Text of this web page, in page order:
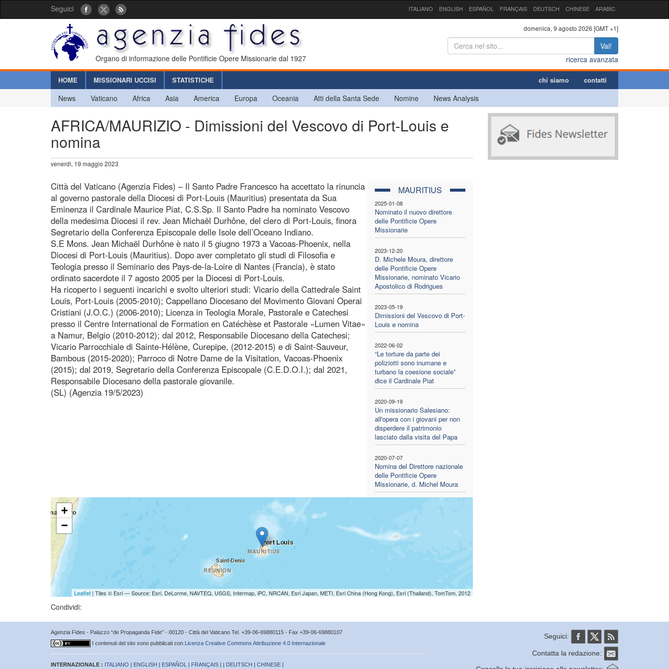
Seguici ITALIANO ENGLISH ESPAÑOL FRANÇAIS DEUTSCH CHINESE ARABIC
Organo di informazione delle Pontificie Opere Missionarie dal 1927
domenica, 9 agosto 2026 [GMT +1]
Vai!
ricerca avanzata
HOME MISSIONARI UCCISI STATISTICHE chi siamo contatti
News Vaticano Africa Asia America Europa Oceania Atti della Santa Sede Nomine News Analysis
AFRICA/MAURIZIO - Dimissioni del Vescovo di Port-Louis e
nomina
venerdì, 19 maggio 2023
MAURITIUS
2025-01-08
Nominato il nuovo direttore
delle Pontificie Opere
Missionarie
2023-12-20
D. Michele Moura, direttore
delle Pontificie Opere
Missionarie, nominato Vicario
Apostolico di Rodrigues
2023-05-19
Dimissioni del Vescovo di Port-
Louis e nomina
2022-06-02
“Le torture da parte dei
poliziotti sono inumane e
turbano la coesione sociale”
dice il Cardinale Piat
2020-09-19
Un missionario Salesiano:
all'opera con i giovani per non
disperdere il patrimonio
lasciato dalla visita del Papa
2020-07-07
Nomina del Direttore nazionale
delle Pontificie Opere
Missionarie, d. Michel Moura
Città del Vaticano (Agenzia Fides) – Il Santo Padre Francesco ha accettato la rinuncia
al governo pastorale della Diocesi di Port-Louis (Mauritius) presentata da Sua
Eminenza il Cardinale Maurice Piat, C.S.Sp. Il Santo Padre ha nominato Vescovo
della medesima Diocesi il rev. Jean Michaël Durhône, del clero di Port-Louis, finora
Segretario della Conferenza Episcopale delle Isole dell’Oceano Indiano.
S.E Mons. Jean Michaël Durhône è nato il 5 giugno 1973 a Vacoas-Phoenix, nella
Diocesi di Port-Louis (Mauritius). Dopo aver completato gli studi di Filosofia e
Teologia presso il Seminario des Pays-de-la-Loire di Nantes (Francia), è stato
ordinato sacerdote il 7 agosto 2005 per la Diocesi di Port-Louis.
Ha ricoperto i seguenti incarichi e svolto ulteriori studi: Vicario della Cattedrale Saint
Louis, Port-Louis (2005-2010); Cappellano Diocesano del Movimento Giovani Operai
Cristiani (J.O.C.) (2006-2010); Licenza in Teologia Morale, Pastorale e Catechesi
presso il Centre International de Formation en Catéchèse et Pastorale «Lumen Vitae»
a Namur, Belgio (2010-2012); dal 2012, Responsabile Diocesano della Catechesi;
Vicario Parrocchiale di Sainte-Hélène, Curepipe, (2012-2015) e di Saint-Sauveur,
Bambous (2015-2020); Parroco di Notre Dame de la Visitation, Vacoas-Phoenix
(2015); dal 2019, Segretario della Conferenza Episcopale (C.E.D.O.I.); dal 2021,
Responsabile Diocesano della pastorale giovanile.
(SL) (Agenzia 19/5/2023)
+
−
Leaflet| Tiles © Esri — Source: Esri, DeLorme, NAVTEQ, USGS, Intermap, iPC, NRCAN, Esri Japan, METI, Esri China (Hong Kong), Esri (Thailand), TomTom, 2012
Condividi:
Agenzia Fides - Palazzo “de Propaganda Fide” - 00120 - Città del Vaticano Tel. +39-06-69880115 - Fax +39-06-69880107
I contenuti del sito sono pubblicati con Licenza Creative Commons Attribuzione 4.0 Internazionale
INTERNAZIONALE : ITALIANO | ENGLISH | ESPAÑOL | FRANÇAIS | | DEUTSCH | CHINESE |
Seguici:
Contatta la redazione: